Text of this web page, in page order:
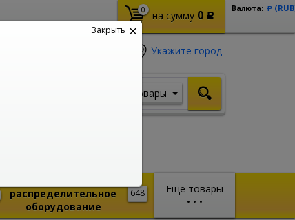
0 на сумму 0 Р
Валюта: Р
Укажите город
Товары
Еще товары
• • •
648
распределительное
оборудование
Закрыть